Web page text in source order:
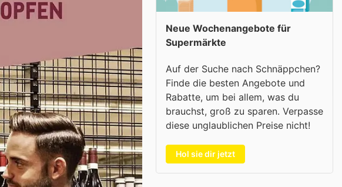
Neue Wochenangebote für
Supermärkte
Auf der Suche nach Schnäppchen?
Finde die besten Angebote und
Rabatte, um bei allem, was du
brauchst, groß zu sparen. Verpasse
diese unglaublichen Preise nicht!
Hol sie dir jetzt